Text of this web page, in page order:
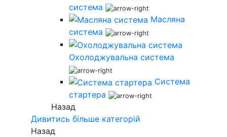
система
Масляна
система
Охолоджувальна система
Система
стартера
Назад
Дивитись більше категорій
Назад